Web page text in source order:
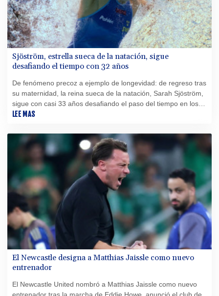
Sjöström, estrella sueca de la natación, sigue
desafiando el tiempo con 32 años
De fenómeno precoz a ejemplo de longevidad: de regreso tras
su maternidad, la reina sueca de la natación, Sarah Sjöström,
sigue con casi 33 años desafiando el paso del tiempo en los
Europeos de París.
LEE MAS
El Newcastle designa a Matthias Jaissle como nuevo
entrenador
El Newcastle United nombró a Matthias Jaissle como nuevo
entrenador tras la marcha de Eddie Howe, anunció el club de